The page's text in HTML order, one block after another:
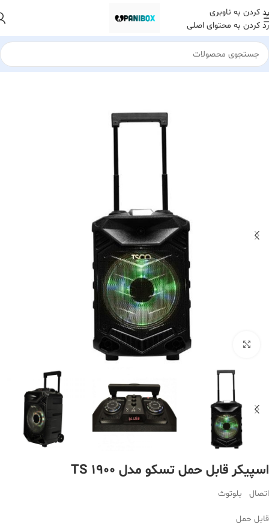
رد کردن به ناوبری
رد کردن به محتوای اصلی
خانه کالای دیجیتال اسپیکر های بلوتوث و سیم دار
بزرگنمایی تصویر
اسپیکر قابل حمل تسکو مدل TS 1900
اتصال بلوتوث
قابل حمل